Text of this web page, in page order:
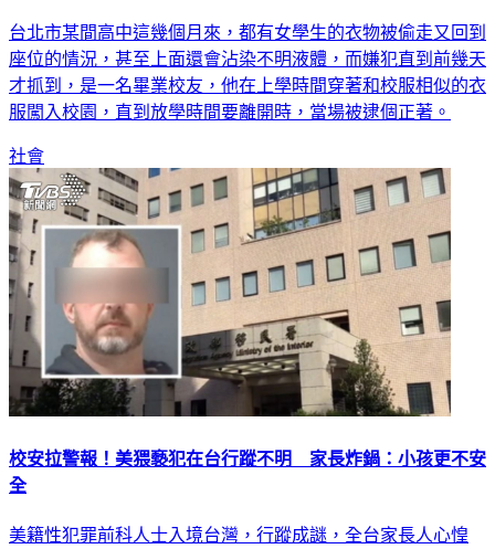
台北市某間高中這幾個月來，都有女學生的衣物被偷走又回到
座位的情況，甚至上面還會沾染不明液體，而嫌犯直到前幾天
才抓到，是一名畢業校友，他在上學時間穿著和校服相似的衣
服闖入校園，直到放學時間要離開時，當場被逮個正著。
社會
校安拉警報！美猥褻犯在台行蹤不明 家長炸鍋：小孩更不安
全
美籍性犯罪前科人士入境台灣，行蹤成謎，全台家長人心惶